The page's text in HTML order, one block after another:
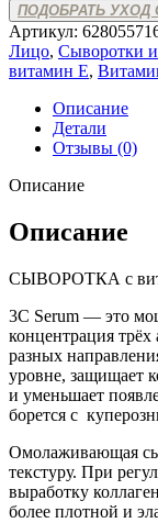
ПОДОБРАТЬ
Артикул:
Лицо, Сыворотки
витамин Е,
Описание
Детали
Отзывы (0)
Описание
Описание
СЫВОРОТКА с
3С Serum — это
концентрация
разных
уровне, защищает
и уменьшает
борется с
Омолаживающая
текстуру. При
выработку
более плотной и